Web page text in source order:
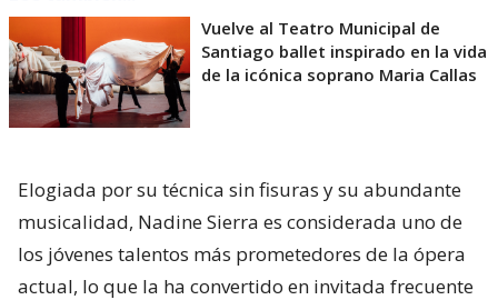
Vuelve al Teatro Municipal de
Santiago ballet inspirado en la vida
de la icónica soprano Maria Callas
Elogiada por su técnica sin fisuras y su abundante
musicalidad, Nadine Sierra es considerada uno de
los jóvenes talentos más prometedores de la ópera
actual, lo que la ha convertido en invitada frecuente